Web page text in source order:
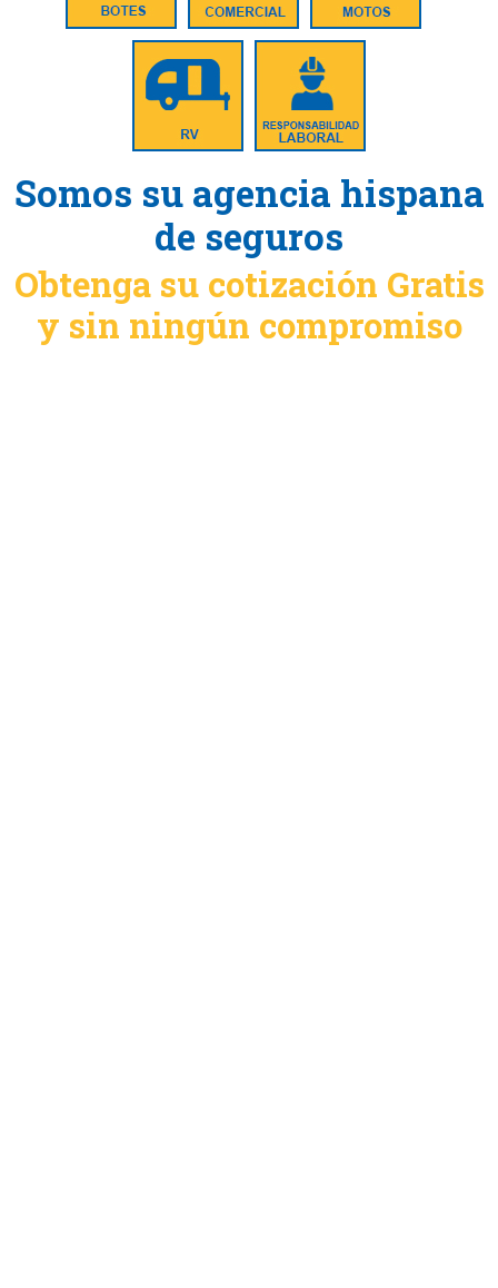
Somos su agencia hispana
de seguros
Obtenga su cotización Gratis
y sin ningún compromiso